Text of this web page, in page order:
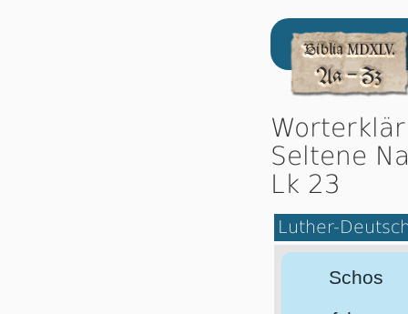
Seltene
Lk 23
Luther-
Schos